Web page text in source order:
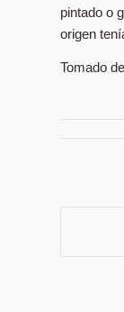
pintado o
origen
Tomado